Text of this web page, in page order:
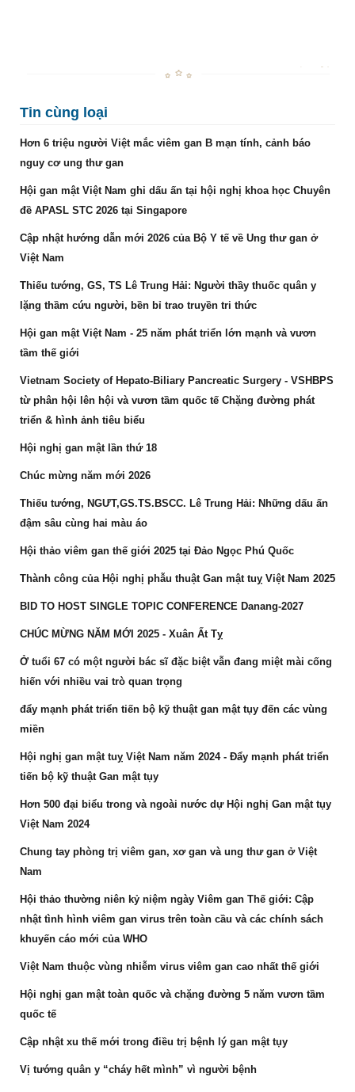
Tin cùng loại
Hơn 6 triệu người Việt mắc viêm gan B mạn tính, cảnh báo
nguy cơ ung thư gan
Hội gan mật Việt Nam ghi dấu ấn tại hội nghị khoa học Chuyên
đề APASL STC 2026 tại Singapore
Cập nhật hướng dẫn mới 2026 của Bộ Y tế về Ung thư gan ở
Việt Nam
Thiếu tướng, GS, TS Lê Trung Hải: Người thầy thuốc quân y
lặng thầm cứu người, bền bỉ trao truyền tri thức
Hội gan mật Việt Nam - 25 năm phát triển lớn mạnh và vươn
tầm thế giới
Vietnam Society of Hepato-Biliary Pancreatic Surgery - VSHBPS
từ phân hội lên hội và vươn tầm quốc tế Chặng đường phát
triển & hình ảnh tiêu biểu
Hội nghị gan mật lần thứ 18
Chúc mừng năm mới 2026
Thiếu tướng, NGƯT,GS.TS.BSCC. Lê Trung Hải: Những dấu ấn
đậm sâu cùng hai màu áo
Hội thảo viêm gan thế giới 2025 tại Đảo Ngọc Phú Quốc
Thành công của Hội nghị phẫu thuật Gan mật tuỵ Việt Nam 2025
BID TO HOST SINGLE TOPIC CONFERENCE Danang-2027
CHÚC MỪNG NĂM MỚI 2025 - Xuân Ất Tỵ
Ở tuổi 67 có một người bác sĩ đặc biệt vẫn đang miệt mài cống
hiến với nhiều vai trò quan trọng
đẩy mạnh phát triển tiến bộ kỹ thuật gan mật tụy đến các vùng
miền
Hội nghị gan mật tuỵ Việt Nam năm 2024 - Đẩy mạnh phát triển
tiến bộ kỹ thuật Gan mật tụy
Hơn 500 đại biểu trong và ngoài nước dự Hội nghị Gan mật tụy
Việt Nam 2024
Chung tay phòng trị viêm gan, xơ gan và ung thư gan ở Việt
Nam
Hội thảo thường niên kỷ niệm ngày Viêm gan Thế giới: Cập
nhật tình hình viêm gan virus trên toàn cầu và các chính sách
khuyến cáo mới của WHO
Việt Nam thuộc vùng nhiễm virus viêm gan cao nhất thế giới
Hội nghị gan mật toàn quốc và chặng đường 5 năm vươn tầm
quốc tế
Cập nhật xu thế mới trong điều trị bệnh lý gan mật tụy
Vị tướng quân y “cháy hết mình” vì người bệnh